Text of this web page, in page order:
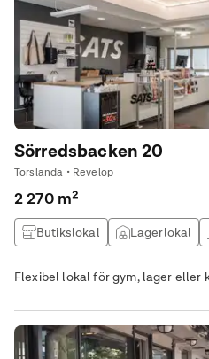
Sörredsbacken 20
Torslanda • Revelop
2 270 m²
Butikslokal Lagerlokal
Flexibel lokal för gym, lager eller